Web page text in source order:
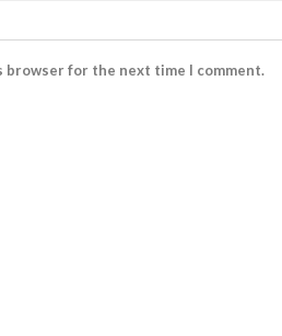
browser for the next time I comment.